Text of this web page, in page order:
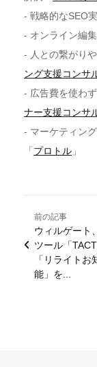
- 戦略的なSEO
- オンライン編
- 人との繋がり
ング支援コンサ
- 広告費を使わ
ナー支援コンサ
- マーケティン
「 プロトル 」
前の記事
ウィルゲート
ツール「
「リライトお
能」を...